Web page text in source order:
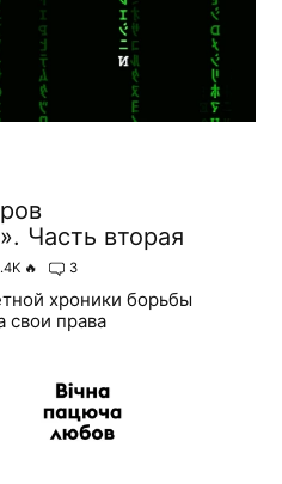
Часть вторая
🔥 3
хроники борьбы
свои права